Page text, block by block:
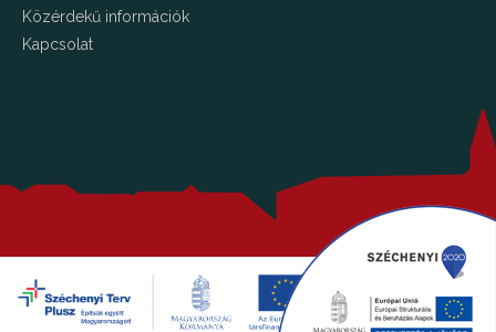
Közérdekű információk
Kapcsolat